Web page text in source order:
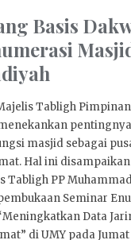
Basis
Tabligh Pimpinan
masjid sebagai
Hal ini disampaikan
Tabligh PP
Seminar
Data
di UMY pada Jumat